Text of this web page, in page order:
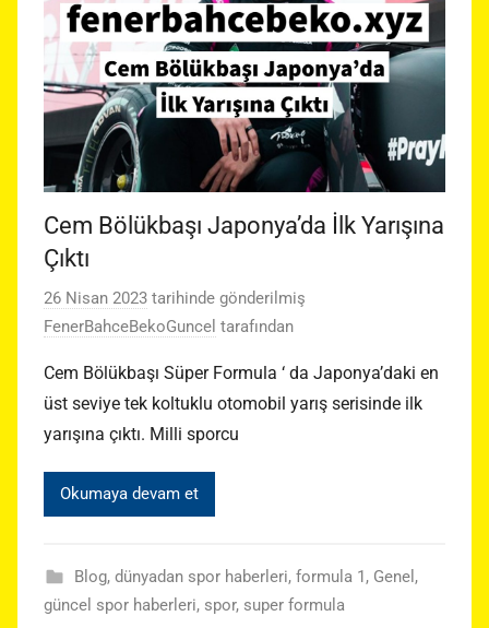
Cem Bölükbaşı Japonya’da İlk Yarışına
Çıktı
26 Nisan 2023 tarihinde gönderilmiş
FenerBahceBekoGuncel tarafından
Cem Bölükbaşı Süper Formula ‘ da Japonya’daki en
üst seviye tek koltuklu otomobil yarış serisinde ilk
yarışına çıktı. Milli sporcu
Okumaya devam et
Blog, dünyadan spor haberleri, formula 1, Genel ,
güncel spor haberleri, spor, super formula